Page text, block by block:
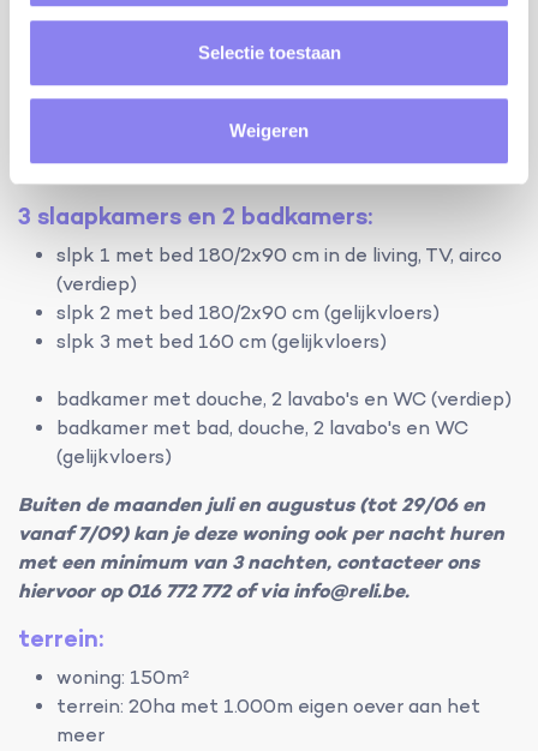
Selectie toestaan
Weigeren
zandstranden
verschillende moeilijkheidsgraden
tapas gaan eten in Spanje, aan de andere kant
6 personen
3 slaapkamers en 2 badkamers:
slpk 1 met bed 180/2x90 cm in de living, TV, airco
(verdiep)
slpk 2 met bed 180/2x90 cm (gelijkvloers)
slpk 3 met bed 160 cm (gelijkvloers)
badkamer met douche, 2 lavabo's en WC (verdiep)
badkamer met bad, douche, 2 lavabo's en WC
(gelijkvloers)
Buiten de maanden juli en augustus (tot 29/06 en
vanaf 7/09) kan je deze woning ook per nacht huren
met een minimum van 3 nachten, contacteer ons
hiervoor op 016 772 772 of via info@reli.be.
terrein:
woning: 150m²
terrein: 20ha met 1.000m eigen oever aan het
meer